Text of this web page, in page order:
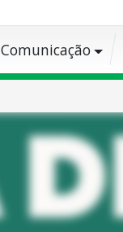
Comunicação